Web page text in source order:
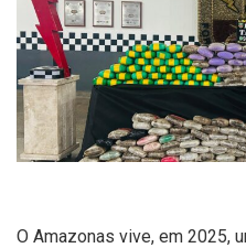
O Amazonas vive, em 2025,